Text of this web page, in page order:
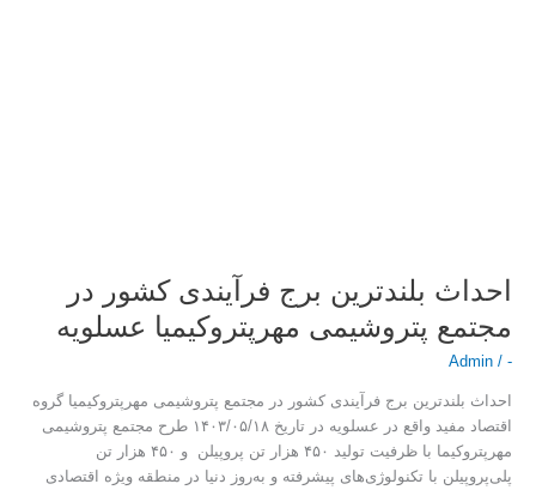
احداث بلندترین برج فرآیندی کشور در
مجتمع پتروشیمی مهرپتروکیمیا عسلویه
-
/
Admin
احداث بلندترین برج فرآیندی کشور در مجتمع پتروشیمی مهرپتروکیمیا گروه
اقتصاد مفید واقع در عسلویه در تاریخ ۱۴۰۳/۰۵/۱۸ طرح مجتمع پتروشیمی
مهرپتروکیما با ظرفیت تولید ۴۵۰ هزار تن پروپیلن و ۴۵۰ هزار تن
پلی‌پروپیلن با تکنولوژی‌های پیشرفته و به‌روز دنیا در منطقه ویژه اقتصادی